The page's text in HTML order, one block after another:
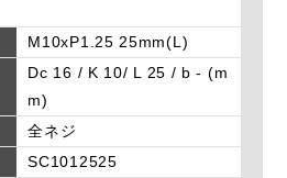
M10xP1.25 25mm(L)
Dc 16 / K 10/ L 25 / b - (m
m)
全ネジ
SC1012525